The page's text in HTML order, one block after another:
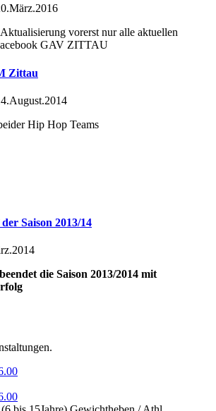
vorerst nur alle aktuellen
GAV ZITTAU
Zittau
Hip Hop Teams
Saison 2013/14
die Saison 2013/2014 mit